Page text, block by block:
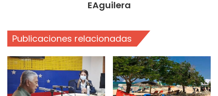
EAguilera
Publicaciones relacionadas